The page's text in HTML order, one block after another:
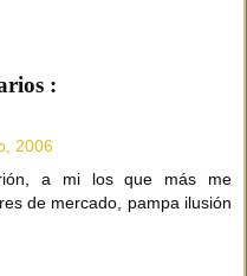
:
2006
a mi los que más me
de mercado, pampa ilusión